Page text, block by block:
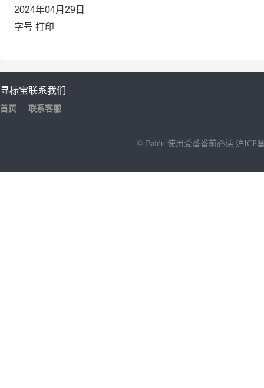
2024年04月29日
字号 打印
寻标宝
首页
联系我们
联系客服
© Baidu 使用爱番番前必读 沪ICP